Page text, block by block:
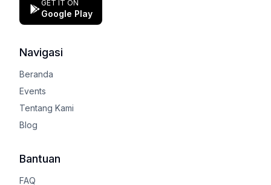
GET IT ON
Google Play
Navigasi
Beranda
Events
Tentang Kami
Blog
Bantuan
FAQ